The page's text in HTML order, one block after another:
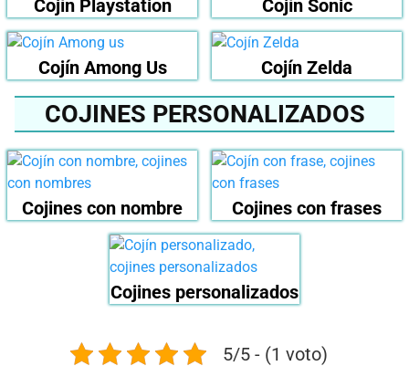
Cojín Playstation Cojín Sonic
Cojín Among Us Cojín Zelda
COJINES PERSONALIZADOS
Cojines con nombre Cojines con frases
Cojines personalizados
5/5 - (1 voto)